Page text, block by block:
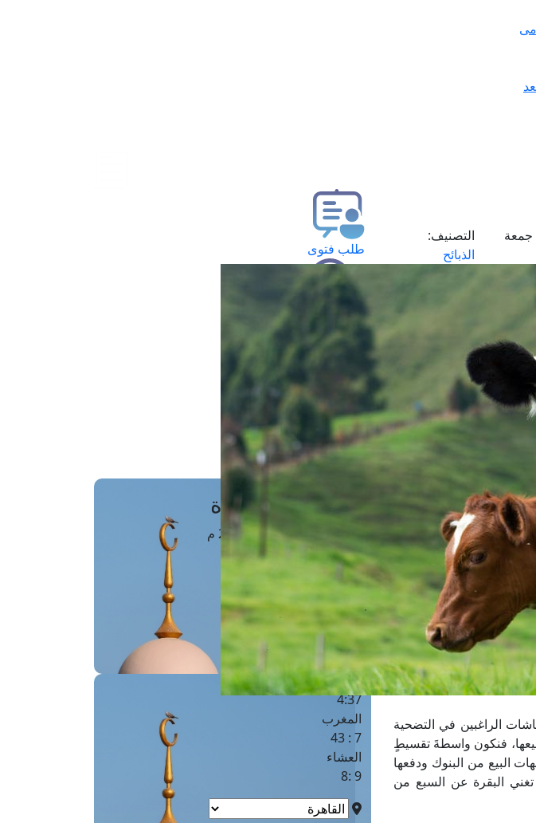
جمعة
التصنيف:
الذبائح
الراغبين في التضحية
فنكون واسطةَ تقسيطٍ
البيع من البنوك ودفعها
البقرة عن السبع من
طلب فتوى
استعلام عن فتوى
حجز موعد
الفتوى الهاتفية
مَواقِيتُ الصَّـــلاة
الفجر
4 :42
الشروق
6 :18
الظهر
1 : 1
العصر
4:37
المغرب
7 : 43
العشاء
9 :8